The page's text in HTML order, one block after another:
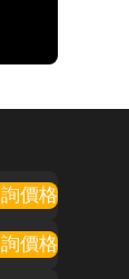
價格
價格